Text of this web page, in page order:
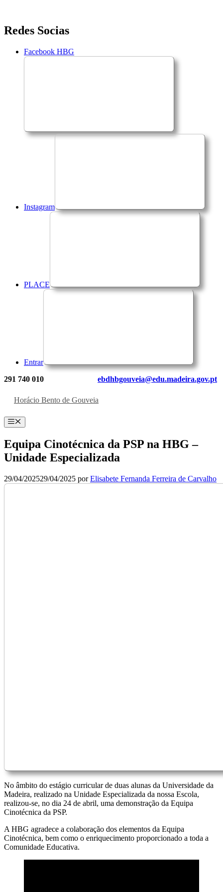
Saltar
para
conteúdo
Redes Socias
Facebook HBG
Instagram
PLACE
Entrar
291 740 010 ebdhbgouveia@edu.madeira.gov.pt
Horácio Bento de Gouveia
Menu
Equipa Cinotécnica da PSP na HBG –
Unidade Especializada
29/04/202529/04/2025 porElisabete Fernanda Ferreira de Carvalho
No âmbito do estágio curricular de duas alunas da Universidade da
Madeira, realizado na Unidade Especializada da nossa Escola,
realizou-se, no dia 24 de abril, uma demonstração da Equipa
Cinotécnica da PSP.
A HBG agradece a colaboração dos elementos da Equipa
Cinotécnica, bem como o enriquecimento proporcionado a toda a
Comunidade Educativa.